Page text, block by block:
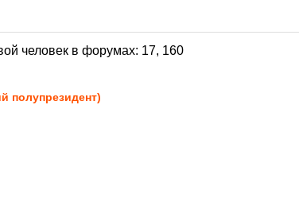
полупрезидент)